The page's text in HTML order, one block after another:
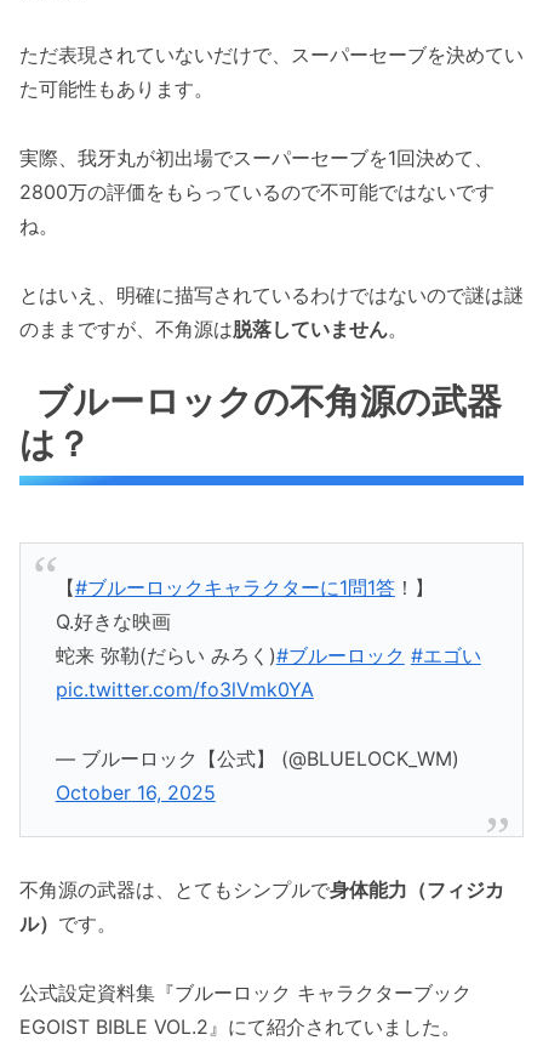
ただ表現されていないだけで、スーパーセーブを決めてい
た可能性もあります。
実際、我牙丸が初出場でスーパーセーブを1回決めて、
2800万の評価をもらっているので不可能ではないです
ね。
とはいえ、明確に描写されているわけではないので謎は謎
のままですが、不角源は脱落していません。
ブルーロックの不角源の武器
は？
【#ブルーロックキャラクターに1問1答！】
Q.好きな映画
蛇来 弥勒(だらい みろく)#ブルーロック #エゴい
pic.twitter.com/fo3lVmk0YA
— ブルーロック【公式】 (@BLUELOCK_WM)
October 16, 2025
不角源の武器は、とてもシンプルで身体能力（フィジカ
ル） です。
公式設定資料集『ブルーロック キャラクターブック
EGOIST BIBLE VOL.2』にて紹介されていました。